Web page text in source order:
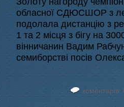
обласної СДЮСШОР з
подолала дистанцію з
1 та 2 місця з бігу на
вінничанин Вадим
семиборстві посів
коментарів: